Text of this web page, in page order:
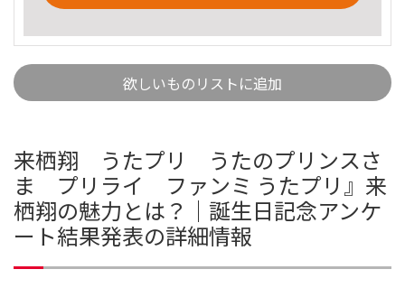
欲しいものリストに追加
来栖翔 うたプリ うたのプリンスさ
ま プリライ ファンミ うたプリ』来
栖翔の魅力とは？｜誕生日記念アンケ
ート結果発表の詳細情報